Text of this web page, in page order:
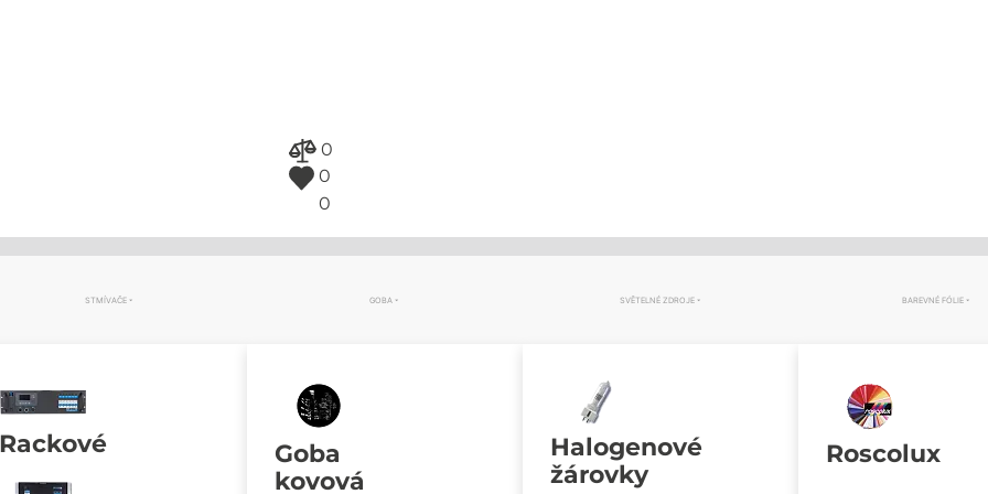
0
0
0
STMÍVAČE
Rackové
GOBA
Goba
kovová
SVĚTELNÉ ZDROJE
Halogenové
žárovky
BAREVNÉ FÓLIE
Roscolux